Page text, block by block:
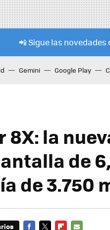
📲 Sigue las
Gemini Google Play
8X: la
de
de 3.750